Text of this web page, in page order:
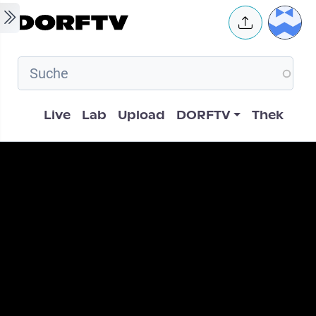
Skip to main content User
Hauptnavigation
Live Lab Upload DORFTV Thek